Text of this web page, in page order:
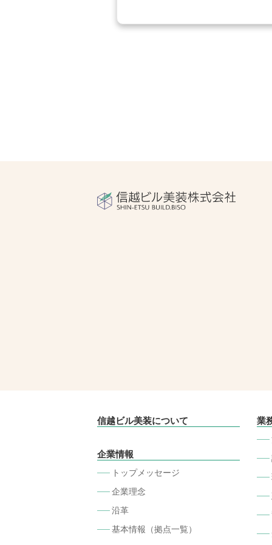
信越ビル美装について
企業情報
トップメッセージ
企業理念
沿革
基本情報（拠点一覧）
業